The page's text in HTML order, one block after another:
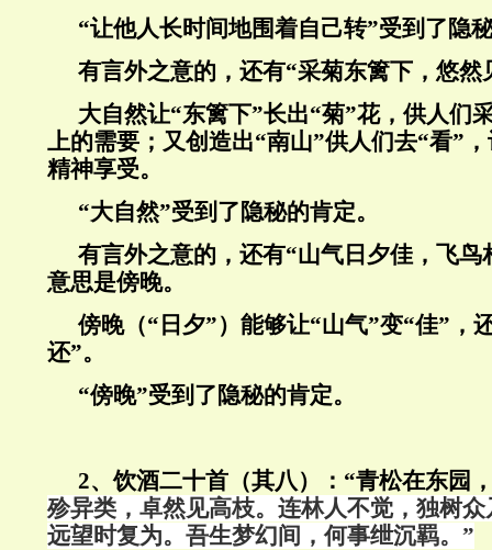
“让他人长时间地围着自己转”受到了隐
有言外之意的，还有“采菊东篱下，悠然
大自然让“东篱下”长出“菊”花，供人们
上的需要；又创造出“南山”供人们去“看”
精神享受。
“大自然”受到了隐秘的肯定。
有言外之意的，还有“山气日夕佳，飞鸟
意思是傍晚。
傍晚（“日夕”）能够让“山气”变“佳”，
还”。
“傍晚”受到了隐秘的肯定。
2、饮酒二十首（其八）：“青松在东园
殄异类，卓然见高枝。连林人不觉，独树
远望时复为。吾生梦幻间，何事绁沉羁。”